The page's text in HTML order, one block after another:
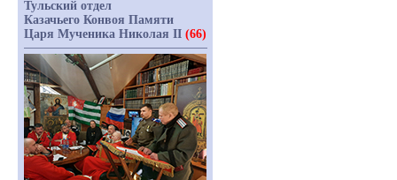
Тульский отдел
Казачьего Конвоя Памяти
Царя Мученика Николая II (66)